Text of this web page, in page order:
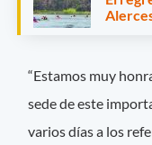
“Estamos muy
sede de este
varios días a los